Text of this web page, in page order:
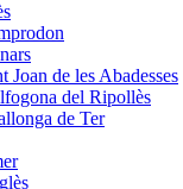
Joan de les Abadesses
del Ripollès
de Ter